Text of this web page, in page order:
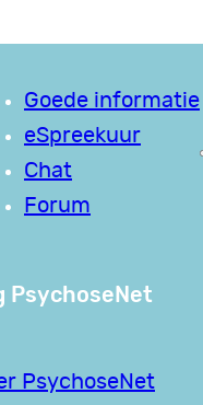
Goede informatie
eSpreekuur
Chat
Forum
PsychoseNet
PsychoseNet